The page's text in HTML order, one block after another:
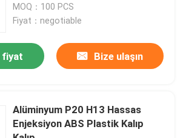
parçalar
Kalıplama
MOQ：100 PCS
Fiyat：negotiable
fiyat Bize ulaşın
Alüminyum P20 H13 Hassas
Enjeksiyon ABS Plastik Kalıp